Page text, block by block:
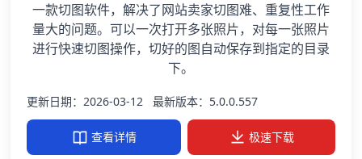
一款切图软件，解决了网站卖家切图难、重复性工作
量大的问题。可以一次打开多张照片，对每一张照片
进行快速切图操作，切好的图自动保存到指定的目录
下。
更新日期：2026-03-12 最新版本：5.0.0.557
查看详情 极速下载